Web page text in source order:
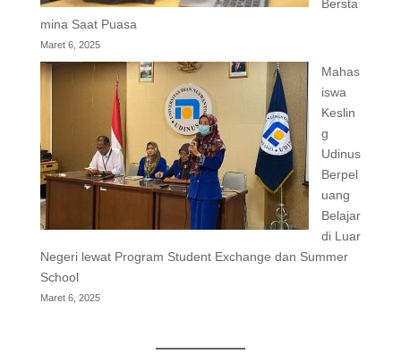
Bersta
mina Saat Puasa
Maret 6, 2025
Mahas
iswa
Keslin
g
Udinus
Berpel
uang
Belajar
di Luar
Negeri lewat Program Student Exchange dan Summer
School
Maret 6, 2025